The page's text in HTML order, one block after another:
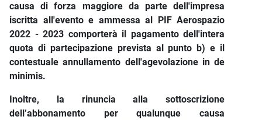
causa di forza maggiore da parte dell'impresa
iscritta all'evento e ammessa al PIF Aerospazio
2022 - 2023 comporterà il pagamento dell'intera
quota di partecipazione prevista al punto b) e il
contestuale annullamento dell'agevolazione in de
minimis.
Inoltre, la rinuncia alla sottoscrizione
dell’abbonamento per qualunque causa